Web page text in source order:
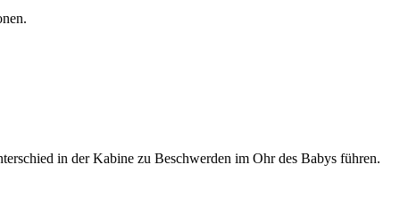
in der Kabine zu Beschwerden im Ohr des Babys führen.